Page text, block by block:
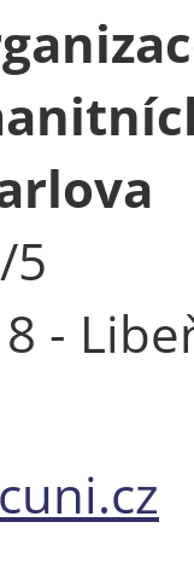
5
-